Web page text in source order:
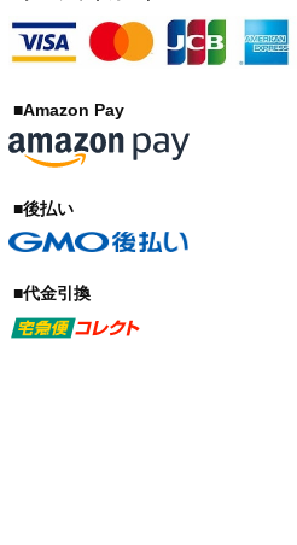
■Amazon Pay
■後払い
■代金引換